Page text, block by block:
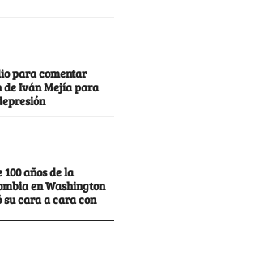
para comentar
de Iván Mejía para
años de la
en Washington
cara a cara con